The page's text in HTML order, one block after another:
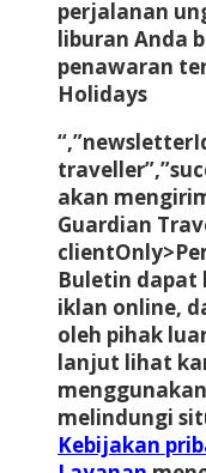
perjalanan
liburan Anda
penawaran
Holidays
akan
Guardian
clientOnly>
Buletin dapat
iklan online,
oleh pihak
lanjut lihat
melindungi
Kebijakan